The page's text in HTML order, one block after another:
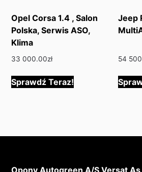
Opel Corsa 1.4 , Salon
Polska, Serwis ASO,
Klima
33 000.00zł
Sprawdź Teraz!
Jeep
54
Opony Autogreen A/S Versat